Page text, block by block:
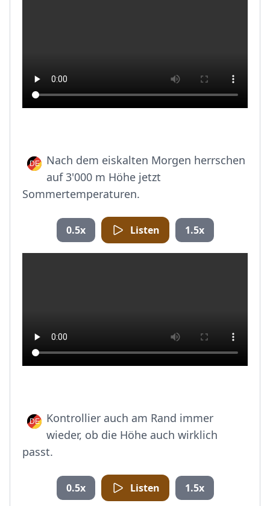
Nach dem eiskalten Morgen herrschen
auf 3'000 m Höhe jetzt
Sommertemperaturen.
0.5x Listen 1.5x
Kontrollier auch am Rand immer
wieder, ob die Höhe auch wirklich
passt.
0.5x Listen 1.5x